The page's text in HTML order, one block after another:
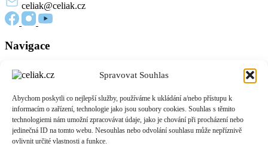
Spravovat Souhlas
Abychom poskytli co nejlepší služby, používáme k ukládání a/nebo přístupu k
informacím o zařízení, technologie jako jsou soubory cookies. Souhlas s těmito
technologiemi nám umožní zpracovávat údaje, jako je chování při procházení nebo
jedinečná ID na tomto webu. Nesouhlas nebo odvolání souhlasu může nepříznivě
ovlivnit určité vlastnosti a funkce.
celiak@celiak.cz
Navigace
Edukační materiály
Přihlášení
Zásady cookies (EU)
Informace